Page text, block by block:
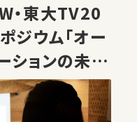
・東大TV20
ジウム「オー
ションの未
紹介！